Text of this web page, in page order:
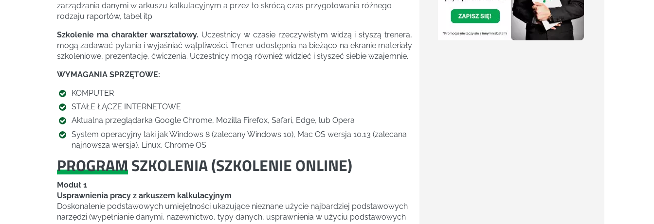
zarządzania danymi w arkuszu kalkulacyjnym a przez to skrócą czas przygotowania różnego
rodzaju raportów, tabel itp
Szkolenie ma charakter warsztatowy. Uczestnicy w czasie rzeczywistym widzą i słyszą trenera,
mogą zadawać pytania i wyjaśniać wątpliwości. Trener udostępnia na bieżąco na ekranie materiały
szkoleniowe, prezentację, ćwiczenia. Uczestnicy mogą również widzieć i słyszeć siebie wzajemnie.
WYMAGANIA SPRZĘTOWE:
KOMPUTER
STAŁE ŁĄCZE INTERNETOWE
Aktualna przeglądarka Google Chrome, Mozilla Firefox, Safari, Edge, lub Opera
System operacyjny taki jak Windows 8 (zalecany Windows 10), Mac OS wersja 10.13 (zalecana
najnowsza wersja), Linux, Chrome OS
PROGRAMSZKOLENIA (SZKOLENIE ONLINE)
Moduł 1
Usprawnienia pracy z arkuszem kalkulacyjnym
Doskonalenie podstawowych umiejętności ukazujące nieznane użycie najbardziej podstawowych
narzędzi (wypełnianie danymi, nazewnictwo, typy danych, usprawnienia w użyciu podstawowych